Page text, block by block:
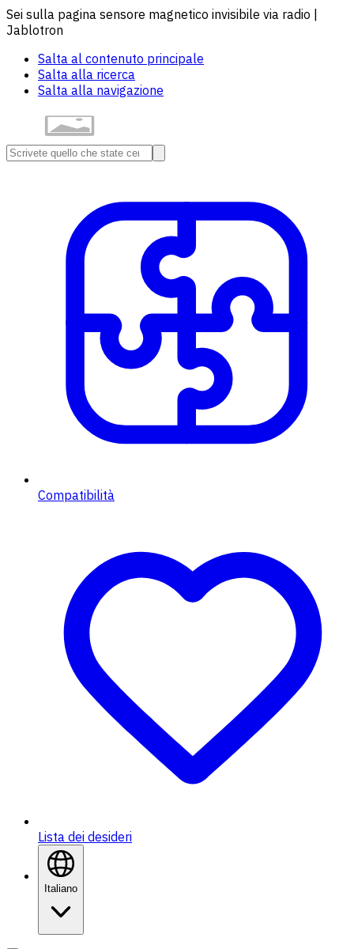
Sei sulla pagina sensore magnetico invisibile via radio |
Jablotron
Salta al contenuto principale
Salta alla ricerca
Salta alla navigazione
Compatibilità
Lista dei desideri
Italiano